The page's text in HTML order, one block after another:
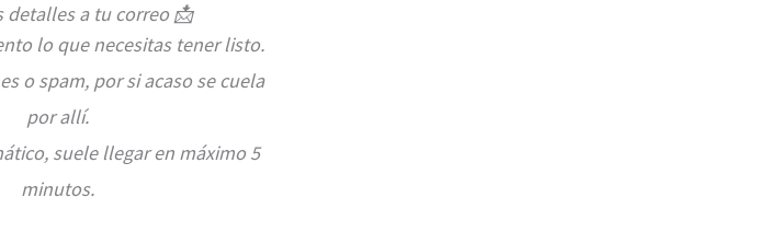
detalles a tu correo 📩
lo que necesitas tener listo.
o spam, por si acaso se cuela
por allí.
suele llegar en máximo 5
minutos.